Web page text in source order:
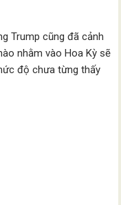
Trump cũng đã cảnh
nhằm vào Hoa Kỳ sẽ
độ chưa từng thấy